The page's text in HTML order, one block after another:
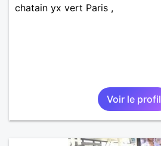
chatain yx vert Paris ,
Voir le profil